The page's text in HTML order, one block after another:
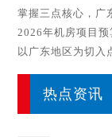
热点资讯